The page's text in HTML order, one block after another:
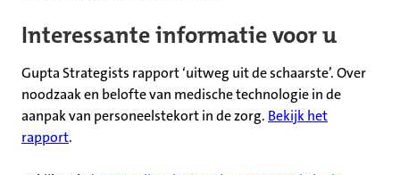
Interessante informatie voor u
Gupta Strategists rapport ‘uitweg uit de schaarste’. Over
noodzaak en belofte van medische technologie in de
aanpak van personeelstekort in de zorg. Bekijk het
rapport.